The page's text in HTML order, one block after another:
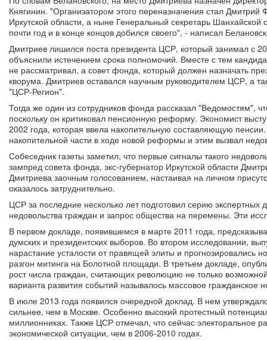
Княгинин. "Организатором этого переназначения стал
Иркутской области, а ныне Генеральный секретарь Шанхайской
почти год и в конце концов добился своего", - написал
Дмитриев лишился поста президента ЦСР, который занимал с
объяснили истечением срока полномочий. Вместе с тем
не рассматривал, а совет фонда, который должен назначать
кворума. Дмитриев оставался научным руководителем ЦСР, а
"ЦСР-Регион".
Тогда же один из сотрудников фонда рассказал "Ведомостям",
поскольку он критиковал пенсионную реформу. Экономист
2002 года, которая ввела накопительную составляющую
накопительной части в ходе новой реформы и этим вызвал
Собеседник газеты заметил, что первые сигналы такого
зампред совета фонда, экс-губернатор Иркутской области
Дмитриева заочным голосованием, настаивая на личном
оказалось затруднительно.
ЦСР за последние несколько лет подготовил серию экспертных
недовольства граждан и запрос общества на перемены. Эти
В первом докладе, появившемся в марте 2011 года,
думских и президентских выборов. Во втором исследовании,
нарастание усталости от правящей элиты и прогнозировались
разгон митинга на Болотной площади. В третьем докладе,
рост числа граждан, считающих революцию не только
варианта развития событий называлось массовое гражданское
В июле 2013 года появился очередной доклад. В нем
сильнее, чем в Москве. Особенно высокий протестный
миллионниках. Также ЦСР отмечал, что сейчас электоральное
экономической ситуации, чем в 2006-2010 годах.